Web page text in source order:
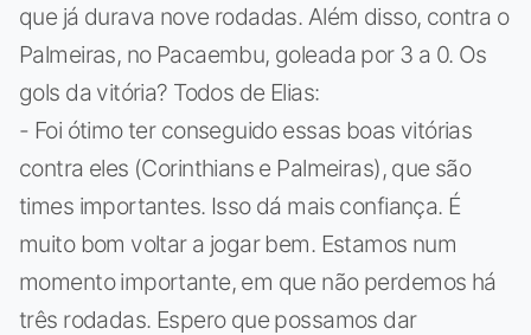
que já durava nove rodadas. Além disso, contra o
Palmeiras, no Pacaembu, goleada por 3 a 0. Os
gols da vitória? Todos de Elias:
- Foi ótimo ter conseguido essas boas vitórias
contra eles (Corinthians e Palmeiras), que são
times importantes. Isso dá mais confiança. É
muito bom voltar a jogar bem. Estamos num
momento importante, em que não perdemos há
três rodadas. Espero que possamos dar